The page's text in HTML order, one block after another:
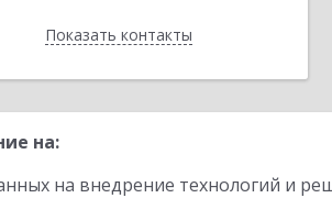
Показать контакты
Назад
на:
на внедрение технологий и